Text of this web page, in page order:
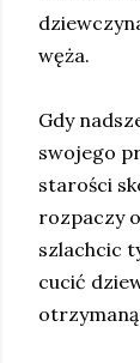
węża.
Gdy
swojego
starości
rozpaczy
szlachcic
cucić